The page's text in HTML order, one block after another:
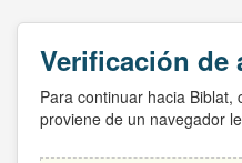
Verificación de
Para continuar hacia Biblat,
proviene de un navegador